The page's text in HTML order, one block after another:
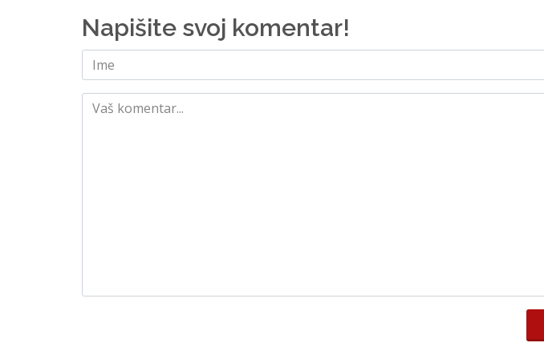
Napišite svoj komentar!